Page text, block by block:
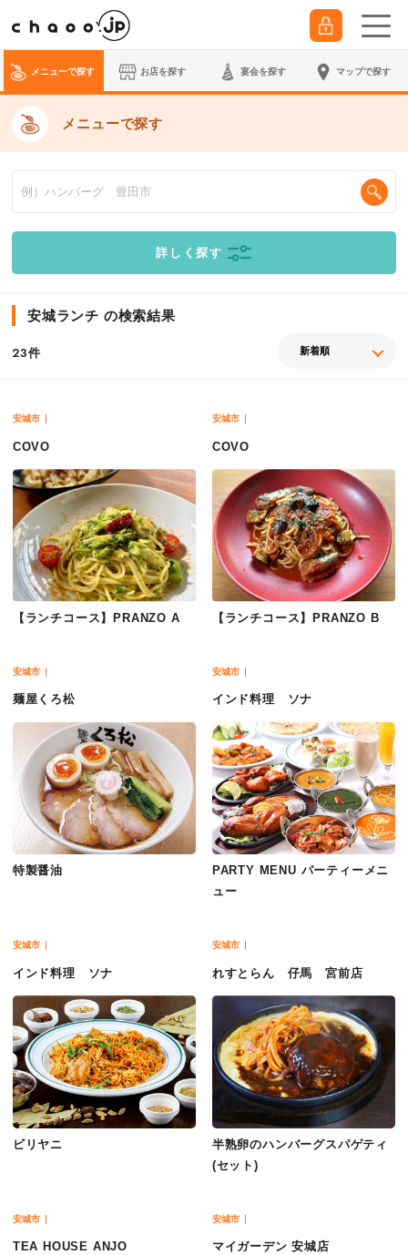
メニューで探す お店を探す 宴会を探す マップで探す
メニューで探す
詳しく探す
安城ランチ の検索結果
23件
安城市
COVO
【ランチコース】PRANZO A
安城市
COVO
【ランチコース】PRANZO B
安城市
麺屋くろ松
特製醤油
安城市
インド料理 ソナ
PARTY MENU パーティーメニ
ュー
安城市
インド料理 ソナ
ビリヤニ
安城市
れすとらん 仔馬 宮前店
半熟卵のハンバーグスパゲティ
(セット)
安城市
TEA HOUSE ANJO
安城市
マイガーデン 安城店